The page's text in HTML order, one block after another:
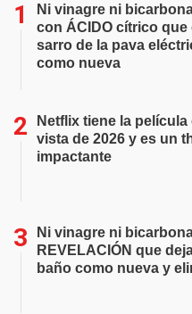
Ni vinagre ni
con ÁCIDO cítrico que
sarro de la pava
como nueva
Netflix tiene la
vista de 2026 y es un
impactante
Ni vinagre ni
REVELACIÓN que
baño como nueva y